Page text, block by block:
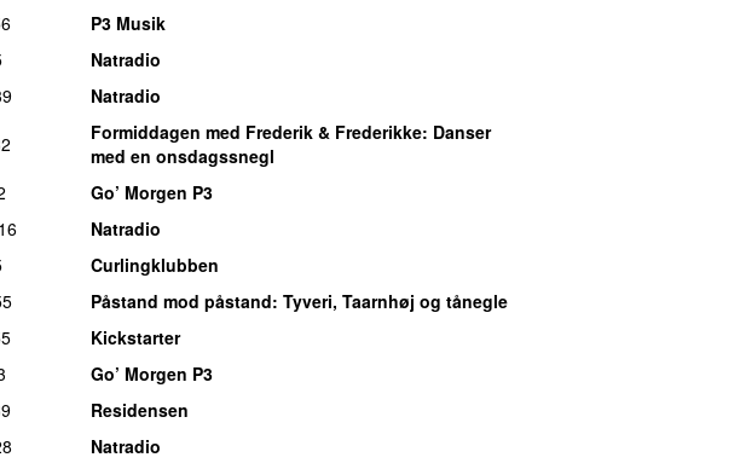
P3 Musik
Natradio
Natradio
Formiddagen med Frederik & Frederikke: Danser
med en onsdagssnegl
Go’ Morgen P3
Natradio
Curlingklubben
Påstand mod påstand: Tyveri, Taarnhøj og tånegle
Kickstarter
Go’ Morgen P3
Residensen
Natradio